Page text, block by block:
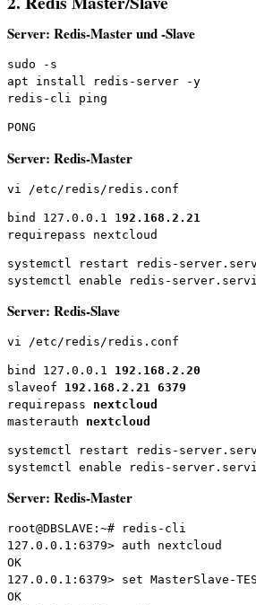
Server: Redis-Master und -Slave
sudo -s
apt install redis-server -y
redis-cli ping
PONG
Server: Redis-Master
vi /etc/redis/redis.conf
bind 127.0.0.1 1 92.168.2.21
requirepass nextcloud
systemctl restart redis-
systemctl enable redis-
Server: Redis-Slave
vi /etc/redis/redis.conf
bind 127.0.0.1 192.168.2.20
slaveof 192.168.2.21 6379
requirepass nextcloud
masterauth nextcloud
systemctl restart redis-
systemctl enable redis-
Server: Redis-Master
root@DBSLAVE:~# redis-cli
127.0.0.1:6379> auth nextcloud
OK
127.0.0.1:6379> set MasterSlave-
OK